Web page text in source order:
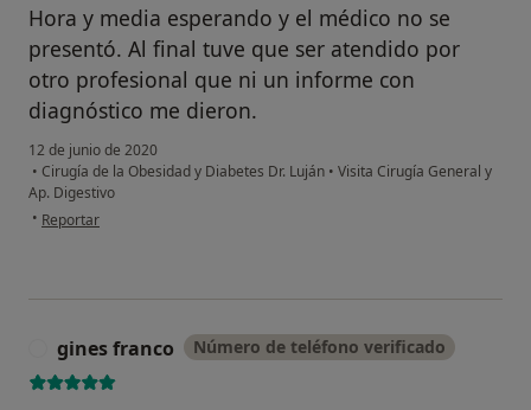
Hora y media esperando y el médico no se
presentó. Al final tuve que ser atendido por
otro profesional que ni un informe con
diagnóstico me dieron.
12 de junio de 2020
• Cirugía de la Obesidad y Diabetes Dr. Luján • Visita Cirugía General y
Ap. Digestivo
• en opinión del usuario Cuenta eliminada
Reportar
gines franco Número de teléfono verificado